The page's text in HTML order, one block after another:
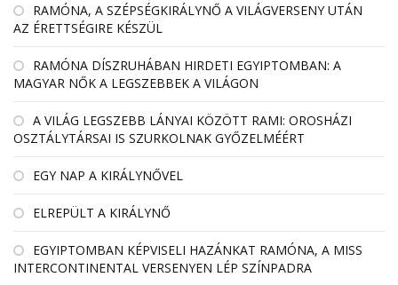
RAMÓNA, A SZÉPSÉGKIRÁLYNŐ A VILÁGVERSENY UTÁN
AZ ÉRETTSÉGIRE KÉSZÜL
RAMÓNA DÍSZRUHÁBAN HIRDETI EGYIPTOMBAN: A
MAGYAR NŐK A LEGSZEBBEK A VILÁGON
A VILÁG LEGSZEBB LÁNYAI KÖZÖTT RAMI: OROSHÁZI
OSZTÁLYTÁRSAI IS SZURKOLNAK GYŐZELMÉÉRT
EGY NAP A KIRÁLYNŐVEL
ELREPÜLT A KIRÁLYNŐ
EGYIPTOMBAN KÉPVISELI HAZÁNKAT RAMÓNA, A MISS
INTERCONTINENTAL VERSENYEN LÉP SZÍNPADRA